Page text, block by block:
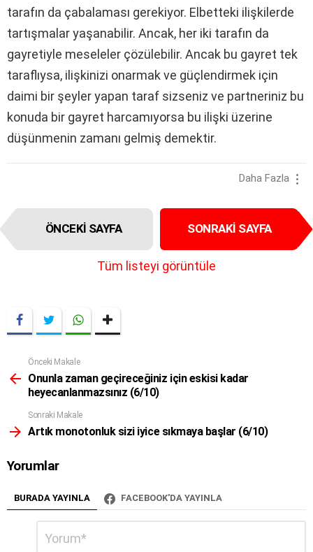
tarafın da çabalaması gerekiyor. Elbetteki ilişkilerde
tartışmalar yaşanabilir. Ancak, her iki tarafın da
gayretiyle meseleler çözülebilir. Ancak bu gayret tek
taraflıysa, ilişkinizi onarmak ve güçlendirmek için
daimi bir şeyler yapan taraf sizseniz ve partneriniz bu
konuda bir gayret harcamıyorsa bu ilişki üzerine
düşünmenin zamanı gelmiş demektir.
Daha Fazla
I
e
g
i
ÖNCEKI SAYFA SONRAKI SAYFA
Tüm listeyi görüntüle
Daha
Fazla
Önceki Makale
Onunla zaman geçireceğiniz için eskisi kadar
heyecanlanmazsınız (6/10)
Sonraki Makale
Artık monotonluk sizi iyice sıkmaya başlar (6/10)
Yorumlar
BURADA YAYINLA FACEBOOK'DA YAYINLA